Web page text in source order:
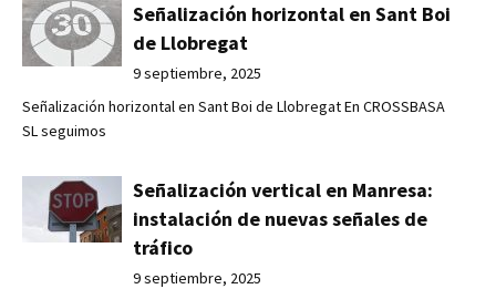
Señalización horizontal en Sant Boi
de Llobregat
9 septiembre, 2025
Señalización horizontal en Sant Boi de Llobregat En CROSSBASA
SL seguimos
Señalización vertical en Manresa:
instalación de nuevas señales de
tráfico
9 septiembre, 2025